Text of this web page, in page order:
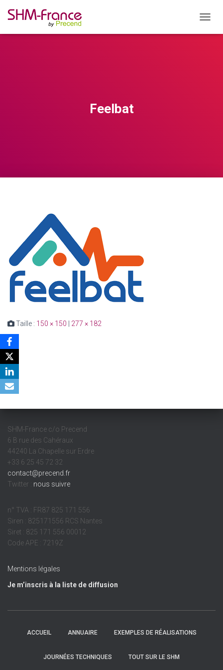
Feelbat
Taille : 150 × 150 277 × 182
SHM-France c/o Precend
6 B rue des Cahéraux
44240 La Chapelle sur Erdre
+33 6 25 45 72 32
contact@precend.fr
Twitter : nous suivre
n° TVA : FR87 825 171 556
Siren : 825171556 RCS Nantes
Siret : 825 171 556 00012
Code APE : 7219Z
Mentions légales
Je m’inscris à la liste de diffusion
ACCUEIL ANNUAIRE EXEMPLES DE RÉALISATIONS
JOURNÉES TECHNIQUES TOUT SUR LE SHM